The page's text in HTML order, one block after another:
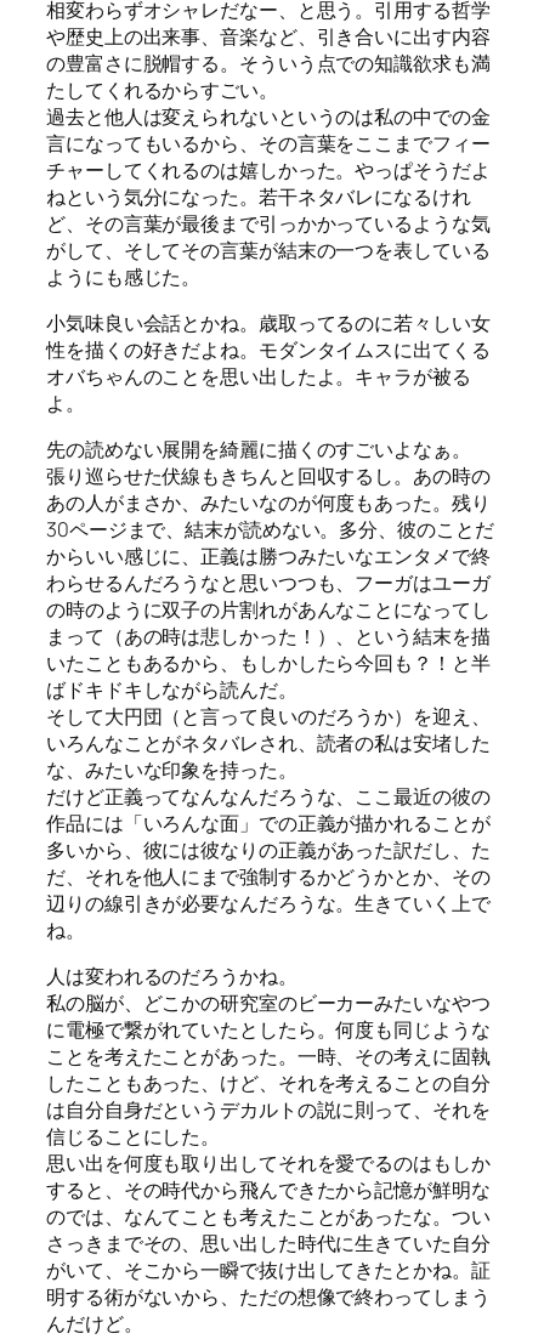
相変わらずオシャレだなー、と思う。引用する哲学
や歴史上の出来事、音楽など、引き合いに出す内容
の豊富さに脱帽する。そういう点での知識欲求も満
たしてくれるからすごい。
過去と他人は変えられないというのは私の中での金
言になってもいるから、その言葉をここまでフィー
チャーしてくれるのは嬉しかった。やっぱそうだよ
ねという気分になった。若干ネタバレになるけれ
ど、その言葉が最後まで引っかかっているような気
がして、そしてその言葉が結末の一つを表している
ようにも感じた。
小気味良い会話とかね。歳取ってるのに若々しい女
性を描くの好きだよね。モダンタイムスに出てくる
オバちゃんのことを思い出したよ。キャラが被る
よ。
先の読めない展開を綺麗に描くのすごいよなぁ。
張り巡らせた伏線もきちんと回収するし。あの時の
あの人がまさか、みたいなのが何度もあった。残り
30ページまで、結末が読めない。多分、彼のことだ
からいい感じに、正義は勝つみたいなエンタメで終
わらせるんだろうなと思いつつも、フーガはユーガ
の時のように双子の片割れがあんなことになってし
まって（あの時は悲しかった！）、という結末を描
いたこともあるから、もしかしたら今回も？！と半
ばドキドキしながら読んだ。
そして大円団（と言って良いのだろうか）を迎え、
いろんなことがネタバレされ、読者の私は安堵した
な、みたいな印象を持った。
だけど正義ってなんなんだろうな、ここ最近の彼の
作品には「いろんな面」での正義が描かれることが
多いから、彼には彼なりの正義があった訳だし、た
だ、それを他人にまで強制するかどうかとか、その
辺りの線引きが必要なんだろうな。生きていく上で
ね。
人は変われるのだろうかね。
私の脳が、どこかの研究室のビーカーみたいなやつ
に電極で繋がれていたとしたら。何度も同じような
ことを考えたことがあった。一時、その考えに固執
したこともあった、けど、それを考えることの自分
は自分自身だというデカルトの説に則って、それを
信じることにした。
思い出を何度も取り出してそれを愛でるのはもしか
すると、その時代から飛んできたから記憶が鮮明な
のでは、なんてことも考えたことがあったな。つい
さっきまでその、思い出した時代に生きていた自分
がいて、そこから一瞬で抜け出してきたとかね。証
明する術がないから、ただの想像で終わってしまう
んだけど。